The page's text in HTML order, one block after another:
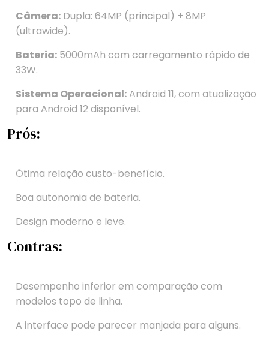
Câmera: Dupla: 64MP (principal) + 8MP
(ultrawide).
Bateria: 5000mAh com carregamento rápido de
33W.
Sistema Operacional:Android 11, com atualização
para Android 12 disponível.
Prós:
Ótima relação custo-benefício.
Boa autonomia de bateria.
Design moderno e leve.
Contras:
Desempenho inferior em comparação com
modelos topo de linha.
A interface pode parecer manjada para alguns.